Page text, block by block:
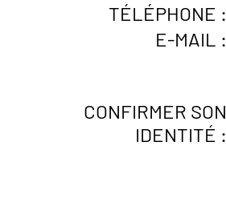
TÉLÉPHONE :
E-MAIL :
CONFIRMER SON
IDENTITÉ :